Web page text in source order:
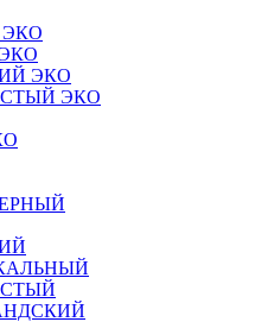
ЭКО
ЭКО